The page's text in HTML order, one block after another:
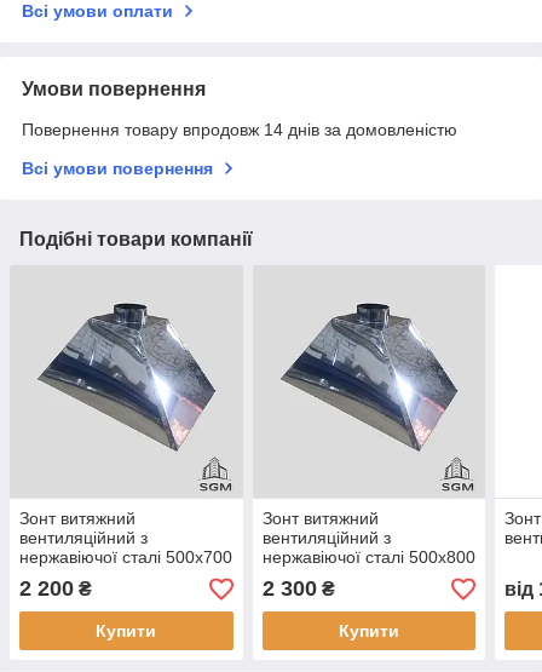
Всі умови оплати
Умови повернення
Повернення товару впродовж 14 днів за домовленістю
Всі умови повернення
Подібні товари компанії
Зонт витяжний
вентиляційний з
нержавіючої сталі 500х700
2 200 ₴
Купити
Зонт витяжний
вентиляційний з
нержавіючої сталі 500х800
2 300₴
Купити
від